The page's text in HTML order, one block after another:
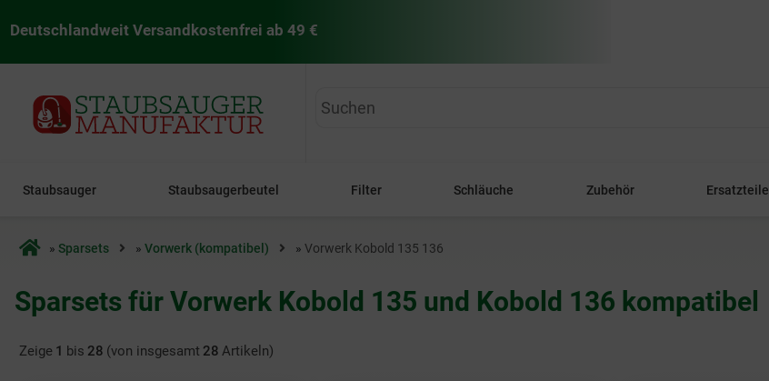
Deutschlandweit Versandkostenfrei ab 49 €
staubsaugermanufaktur
Staubsauger Staubsaugerbeutel Filter Schläuche Zubehör Ersatzteile
Startseite
» Sparsets » Vorwerk (kompatibel) » Vorwerk Kobold 135 136
Sparsets für Vorwerk Kobold 135 und Kobold 136 kompatibel
Zeige 1 bis 28 (von insgesamt 28 Artikeln)